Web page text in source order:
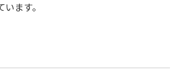
ます。